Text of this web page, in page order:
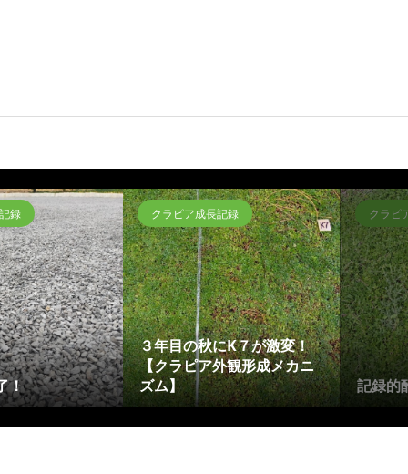
録
！
クラピア成長記録
３年目の秋にK７が激変！
【クラピア外観形成メカニ
ズム】
クラピ
記録的